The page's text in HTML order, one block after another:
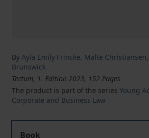
By Ayla Emily Frincke, Malte Christiansen,
Brunswick
Tectum, 1. Edition 2023, 152 Pages
The product is part of the series Young
Corporate and Business Law
Book